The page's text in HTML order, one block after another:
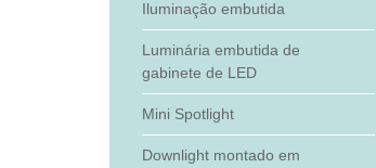
Iluminação embutida
Luminária embutida de
gabinete de LED
Mini Spotlight
Downlight montado em